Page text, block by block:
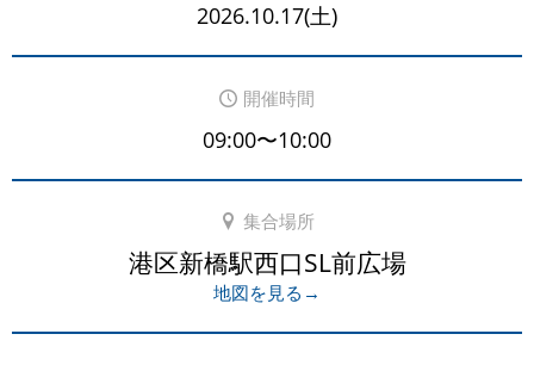
2026.10.17(土)
開催時間
09:00〜10:00
集合場所
港区新橋駅西口SL前広場
地図を見る→